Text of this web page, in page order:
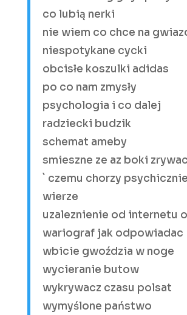
co lubią nerki
nie wiem co chce na
niespotykane cycki
obcisłe koszulki adidas
po co nam zmysły
psychologia i co dalej
radziecki budzik
schemat ameby
smieszne ze az boki zrywac
` czemu chorzy
wierze
uzaleznienie od internetu
wariograf jak odpowiadac
wbicie gwoździa w noge
wycieranie butow
wykrywacz czasu polsat
wymyślone państwo